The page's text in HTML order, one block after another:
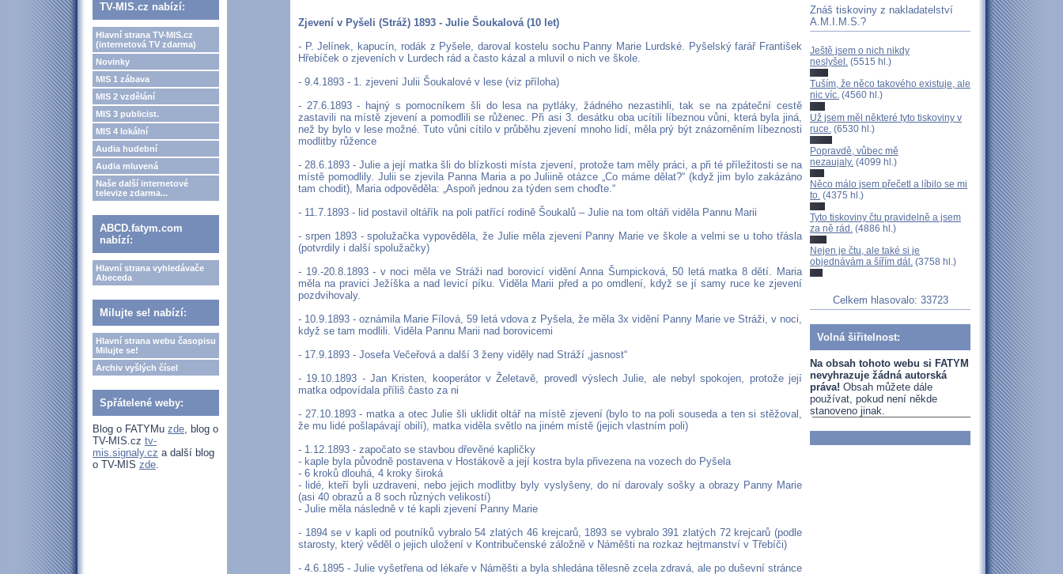
TV-MIS.cz nabízí:
Hlavní strana TV-MIS.cz
(internetová TV zdarma)
Novinky
MIS 1 zábava
MIS 2 vzdělání
MIS 3 publicist.
MIS 4 lokální
Audia hudební
Audia mluvená
Naše další internetové
televize zdarma...
ABCD.fatym.com
nabízí:
Hlavní strana vyhledávače
Abeceda
Milujte se! nabízí:
Hlavní strana webu časopisu
Milujte se!
Archiv vyšlých čísel
Spřátelené weby:
Blog o FATYMu zde, blog o
TV-MIS.cz tv-
mis.signaly.cz a další blog
o TV-MIS zde.
Zjevení v Pyšeli (Stráž) 1893 - Julie Šoukalová (10 let)
- P. Jelínek, kapucín, rodák z Pyšele, daroval kostelu sochu Panny Marie Lurdské. Pyšelský farář František
Hřebíček o zjeveních v Lurdech rád a často kázal a mluvil o nich ve škole.
- 9.4.1893 - 1. zjevení Julii Šoukalové v lese (viz příloha)
- 27.6.1893 - hajný s pomocníkem šli do lesa na pytláky, žádného nezastihli, tak se na zpáteční cestě
zastavili na místě zjevení a pomodlili se růženec. Při asi 3. desátku oba ucítili líbeznou vůni, která byla jiná,
než by bylo v lese možné. Tuto vůni cítilo v průběhu zjevení mnoho lidí, měla prý být znázorněním líbeznosti
modlitby růžence
- 28.6.1893 - Julie a její matka šli do blízkosti místa zjevení, protože tam měly práci, a při té příležitosti se na
místě pomodlily. Julii se zjevila Panna Maria a po Juliině otázce „Co máme dělat?“ (když jim bylo zakázáno
tam chodit), Maria odpověděla: „Aspoň jednou za týden sem choďte.“
- 11.7.1893 - lid postavil oltářík na poli patřící rodině Šoukalů – Julie na tom oltáři viděla Pannu Marii
- srpen 1893 - spolužačka vypověděla, že Julie měla zjevení Panny Marie ve škole a velmi se u toho třásla
(potvrdily i další spolužačky)
- 19.-20.8.1893 - v noci měla ve Stráži nad borovicí vidění Anna Šumpicková, 50 letá matka 8 dětí. Maria
měla na pravici Ježíška a nad levicí píku. Viděla Marii před a po omdlení, když se jí samy ruce ke zjevení
pozdvihovaly.
- 10.9.1893 - oznámila Marie Fílová, 59 letá vdova z Pyšela, že měla 3x vidění Panny Marie ve Stráži, v noci,
když se tam modlili. Viděla Pannu Marii nad borovicemi
- 17.9.1893 - Josefa Večeřová a další 3 ženy viděly nad Stráží „jasnost“
- 19.10.1893 - Jan Kristen, kooperátor v Želetavě, provedl výslech Julie, ale nebyl spokojen, protože její
matka odpovídala příliš často za ni
- 27.10.1893 - matka a otec Julie šli uklidit oltář na místě zjevení (bylo to na poli souseda a ten si stěžoval,
že mu lidé pošlapávají obilí), matka viděla světlo na jiném místě (jejich vlastním poli)
- 1.12.1893 - započato se stavbou dřevěné kapličky
- kaple byla původně postavena v Hostákově a její kostra byla přivezena na vozech do Pyšela
- 6 kroků dlouhá, 4 kroky široká
- lidé, kteří byli uzdraveni, nebo jejich modlitby byly vyslyšeny, do ní darovaly sošky a obrazy Panny Marie
(asi 40 obrazů a 8 soch různých velikostí)
- Julie měla následně v té kapli zjevení Panny Marie
- 1894 se v kapli od poutníků vybralo 54 zlatých 46 krejcarů, 1893 se vybralo 391 zlatých 72 krejcarů (podle
starosty, který věděl o jejich uložení v Kontribučenské záložně v Náměšti na rozkaz hejtmanství v Třebíči)
- 4.6.1895 - Julie vyšetřena od lékaře v Náměšti a byla shledána tělesně zcela zdravá, ale po duševní stránce
Znáš tiskoviny z nakladatelství
A.M.I.M.S.?
Ještě jsem o nich nikdy
neslyšel. (5515 hl.)
Tuším, že něco takového existuje, ale
nic víc. (4560 hl.)
Už jsem měl některé tyto tiskoviny v
ruce. (6530 hl.)
Popravdě, vůbec mě
nezaujaly. (4099 hl.)
Něco málo jsem přečetl a líbilo se mi
to. (4375 hl.)
Tyto tiskoviny čtu pravidelně a jsem
za ně rád. (4886 hl.)
Nejen je čtu, ale také si je
objednávám a šířím dál. (3758 hl.)
Celkem hlasovalo: 33723
Volná šiřitelnost:
Na obsah tohoto webu si FATYM
nevyhrazuje žádná autorská
práva! Obsah můžete dále
používat, pokud není někde
stanoveno jinak.